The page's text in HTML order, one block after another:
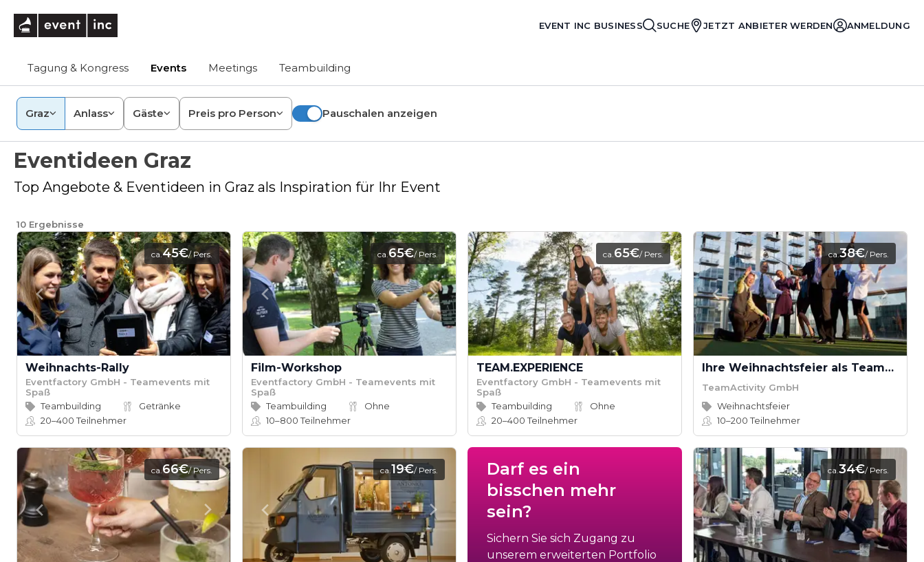
EVENT INC BUSINESS SUCHE JETZT ANBIETER WERDEN ANMELDUNG
Tagung & Kongress Events Meetings Teambuilding
Graz Anlass Gäste Preis pro Person Pauschalen anzeigen
Eventideen Graz
Top Angebote & Eventideen in Graz als Inspiration für Ihr Event
10 Ergebnisse
ca.45€/ Pers.
Weihnachts-Rally
Eventfactory GmbH - Teamevents mit
Spaß
Teambuilding
Getränke
20–400Teilnehmer
ca.65€/ Pers.
Film-Workshop
Eventfactory GmbH - Teamevents mit
Spaß
Teambuilding
Ohne
10–800Teilnehmer
ca.65€/ Pers.
TEAM.EXPERIENCE
Eventfactory GmbH - Teamevents mit
Spaß
Teambuilding
Ohne
20–400Teilnehmer
ca.38€/ Pers.
Ihre Weihnachtsfeier als Teamevent
TeamActivity GmbH
Weihnachtsfeier
10–200Teilnehmer
ca.66€/ Pers. ca.19€/ Pers.
Darf es ein
bisschen mehr
sein?
Sichern Sie sich Zugang zu
unserem erweiterten Portfolio
ca.34€/ Pers.